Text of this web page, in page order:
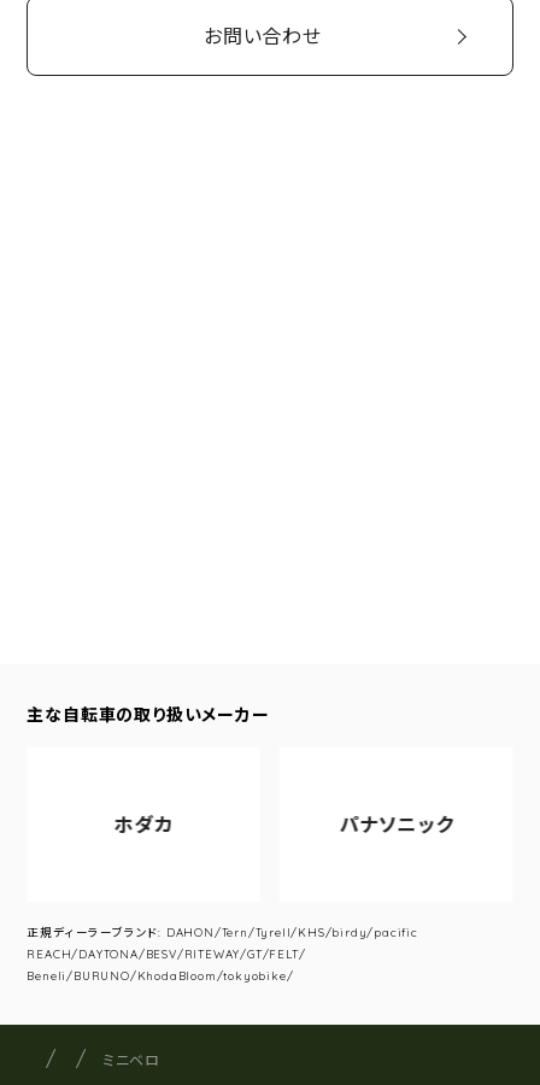
お問い合わせ
主な自転車の取り扱いメーカー
ホダカ パナソニック
正規ディーラーブランド: DAHON/Tern/Tyrell/KHS/birdy/pacific
REACH/DAYTONA/BESV/RITEWAY/GT/FELT/
Beneli/BURUNO/KhodaBloom/tokyobike/
サイト内の現在地
サイクルショップナカゴヤ
ミニベロ